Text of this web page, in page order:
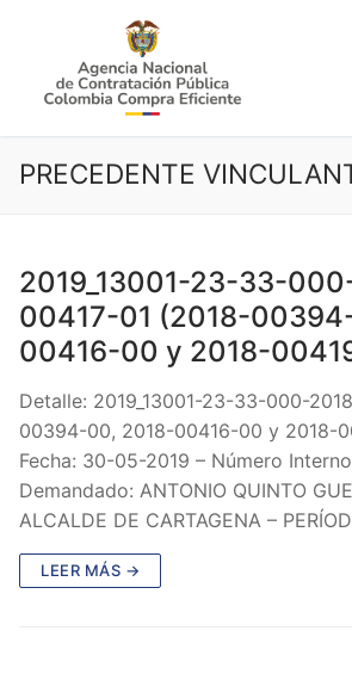
contenido
PRECEDENTE
2019_13001-23-33-
00417-01 (2018-
00416-00 y 2018-
Detalle: 2019_13001-23-33-000-
00394-00, 2018-00416-00 y 2018-
Fecha: 30-05-2019 – Número
Demandado: ANTONIO QUINTO
ALCALDE DE CARTAGENA –
LEER MÁS →